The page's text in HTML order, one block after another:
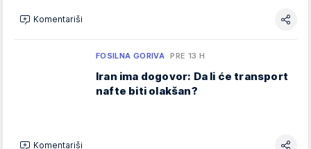
Komentariši
FOSILNA GORIVA PRE 13 H
Iran ima dogovor: Da li će transport
nafte biti olakšan?
Komentariši